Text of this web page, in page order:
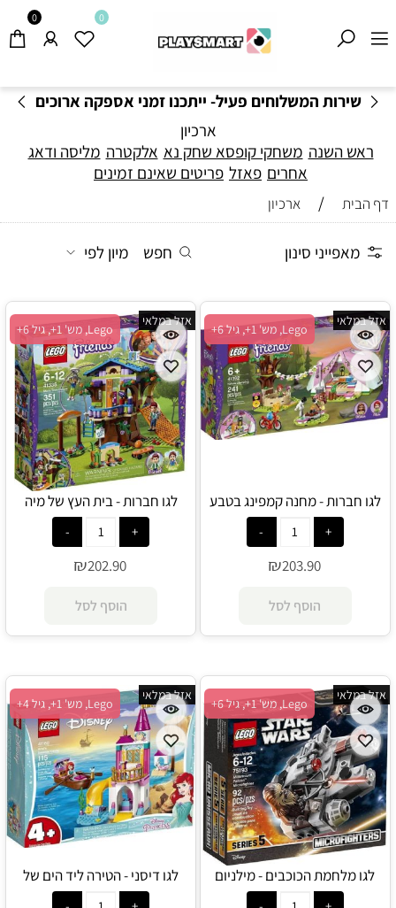
משלוחים חינם בקנייה מעל 199₪
- תקנון משלוחים
0 0
ארכיון
ראש השנה משחקי קופסא שחק נא אלקטרה מליסה ודאג
אחרים פאזל פריטים שאינם זמינים
דף הבית / ארכיון
מאפייני סינון חפש מיון לפי
Lego, מש' 1+, גיל 6+
אזל במלאי
לגו חברות - מחנה קמפינג בטבע
41392 - Lego
₪203.90
הוסף לסל
Lego, מש' 1+, גיל 6+
אזל במלאי
לגו חברות - בית העץ של מיה
41335 - Lego
₪202.90
הוסף לסל
Lego, מש' 1+, גיל 6+
אזל במלאי
לגו מלחמת הכוכבים - מילניום
פלקון 75193 - Lego
Lego, מש' 1+, גיל 4+
אזל במלאי
לגו דיסני - הטירה ליד הים של
אריאל 41160 - Lego